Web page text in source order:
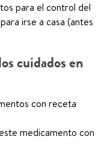
para el control del
irse a casa (antes
cuidados en
con receta
medicamento con